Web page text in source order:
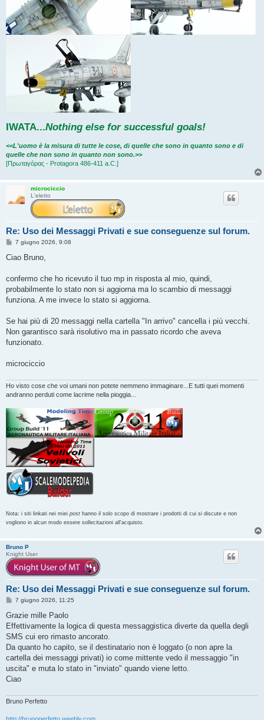
IWATA...Nothing else for successful goals!
<<L'uomo è la misura di tutte le cose, di quelle che sono in quanto sono e di
quelle che non sono in quanto non sono.>>
[Πρωταγόρας - Protagora 486-411 a.C.]
microciccio
L'eletto
Re: Uso dei Messaggi Privati e sue conseguenze sul forum.
M
s
g
i
o
7 giugno 2026, 9:08
Ciao Bruno,
confermo che ho ricevuto il tuo mp in risposta al mio, quindi,
probabilmente lo stato non si aggiorna ma lo scambio di messaggi
funziona. A me invece lo stato si aggiorna.
Se hai più di 20 messaggi nella cartella "In arrivo" cancella i più vecchi.
Non garantisco sarà risolutivo ma in passato ricordo che aveva
funzionato.
microciccio
Ho visto cose che voi umani non potete nemmeno immaginare...E tutti quei momenti
andranno perduti come lacrime nella pioggia...
Nota: i siti linkati nei miei post hanno il solo scopo di mostrare i prodotti di cui si discute e non
vogliono in alcun modo essere sollecitazioni all'acquisto.
Bruno P
Knight User
Re: Uso dei Messaggi Privati e sue conseguenze sul forum.
M
s
a
g
i
o
7 giugno 2026, 11:25
Grazie mille Paolo
Effettivamente la logica di questa messaggistica diverte da quella degli
SMS cui ero rimasto ancorato.
Da quanto ho capito, se il destinatario non è loggato (o non apre la
cartella dei messaggi privati) io come mittente vedo il messaggio "in
uscita" e muta lo stato in "inviato" quando viene letto.
Ciao
Bruno Perfetto